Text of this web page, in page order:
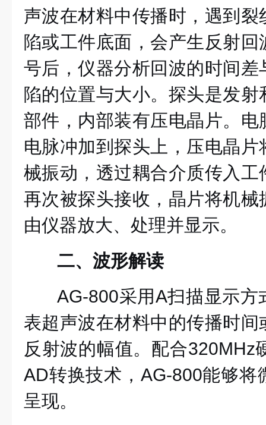
声波在材料中传播时，遇到
陷或工件底面，会产生反射
号后，仪器分析回波的时间
陷的位置与大小。探头是发
部件，内部装有压电晶片。
电脉冲加到探头上，压电晶
械振动，透过耦合介质传入
再次被探头接收，晶片将机
由仪器放大、处理并显示。
二、波形解读
AG-800采用A扫描显示方
表超声波在材料中的传播时
反射波的幅值。配合320MHz
AD转换技术，AG-800能够将
呈现。